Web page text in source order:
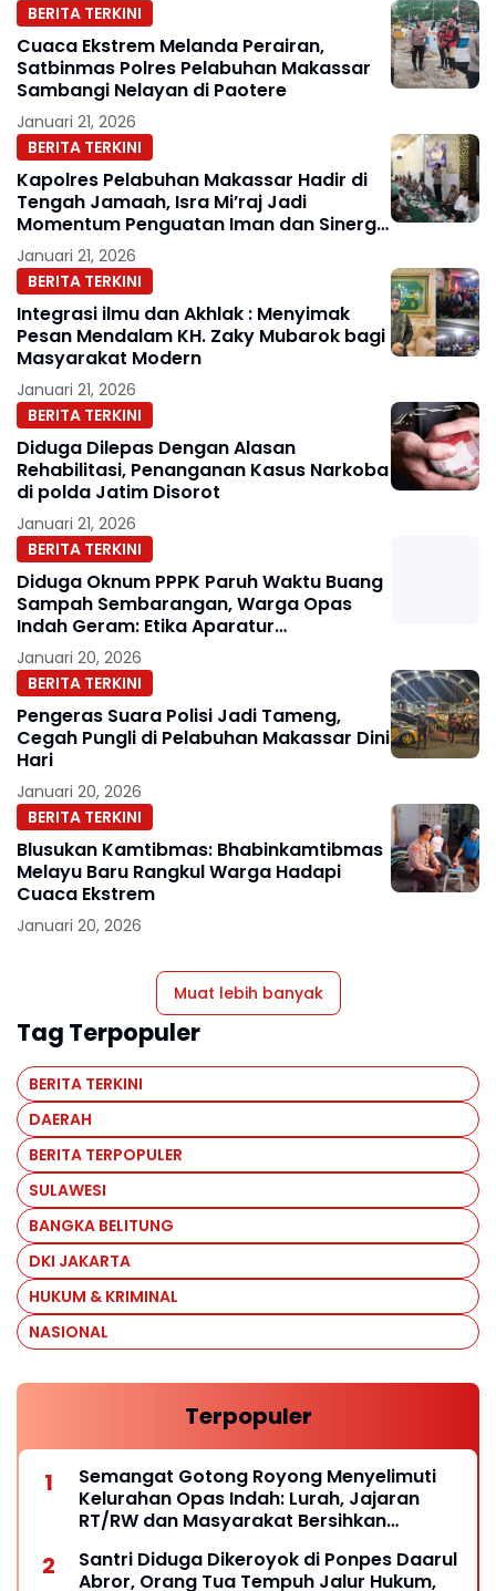
BERITA TERKINI
Cuaca Ekstrem Melanda Perairan,
Satbinmas Polres Pelabuhan Makassar
Sambangi Nelayan di Paotere
Januari 21, 2026
BERITA TERKINI
Kapolres Pelabuhan Makassar Hadir di
Tengah Jamaah, Isra Mi’raj Jadi
Momentum Penguatan Iman dan Sinergi
Sosial
Januari 21, 2026
BERITA TERKINI
Integrasi ilmu dan Akhlak : Menyimak
Pesan Mendalam KH. Zaky Mubarok bagi
Masyarakat Modern
Januari 21, 2026
BERITA TERKINI
Diduga Dilepas Dengan Alasan
Rehabilitasi, Penanganan Kasus Narkoba
di polda Jatim Disorot
Januari 21, 2026
BERITA TERKINI
Diduga Oknum PPPK Paruh Waktu Buang
Sampah Sembarangan, Warga Opas
Indah Geram: Etika Aparatur
Dipertanyakan
Januari 20, 2026
BERITA TERKINI
Pengeras Suara Polisi Jadi Tameng,
Cegah Pungli di Pelabuhan Makassar Dini
Hari
Januari 20, 2026
BERITA TERKINI
Blusukan Kamtibmas: Bhabinkamtibmas
Melayu Baru Rangkul Warga Hadapi
Cuaca Ekstrem
Januari 20, 2026
Muat lebih banyak
Tag Terpopuler
BERITA TERKINI
DAERAH
BERITA TERPOPULER
SULAWESI
BANGKA BELITUNG
DKI JAKARTA
HUKUM & KRIMINAL
NASIONAL
Terpopuler
Semangat Gotong Royong Menyelimuti
Kelurahan Opas Indah: Lurah, Jajaran
RT/RW dan Masyarakat Bersihkan
Santri Diduga Dikeroyok di Ponpes Daarul
Abror, Orang Tua Tempuh Jalur Hukum,